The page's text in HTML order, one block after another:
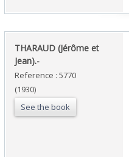
‎THARAUD (Jérôme et
Jean).-‎
Reference : 5770
(1930)
See the book